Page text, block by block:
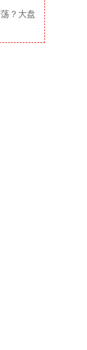
？大盘